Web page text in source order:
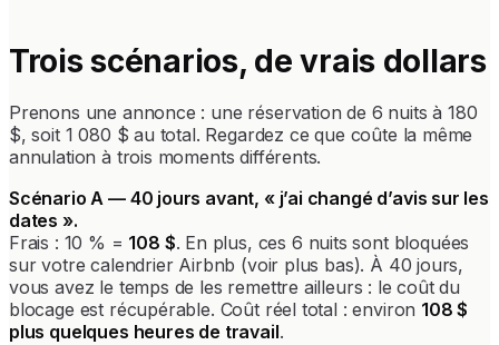
Trois scénarios, de vrais dollars
Prenons une annonce : une réservation de 6 nuits à 180
$, soit 1 080 $ au total. Regardez ce que coûte la même
annulation à trois moments différents.
Scénario A — 40 jours avant, « j’ai changé d’avis sur les
dates ».
Frais : 10 % = 108 $. En plus, ces 6 nuits sont bloquées
sur votre calendrier Airbnb (voir plus bas). À 40 jours,
vous avez le temps de les remettre ailleurs : le coût du
blocage est récupérable. Coût réel total : environ 108 $
plus quelques heures de travail.